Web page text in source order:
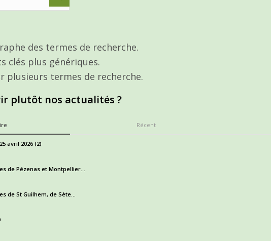
des termes de recherche.
clés plus génériques.
plusieurs termes de recherche.
plutôt nos actualités ?
Récent
avril 2026 (2)
de Pézenas et Montpellier...
de St Guilhem, de Sète...